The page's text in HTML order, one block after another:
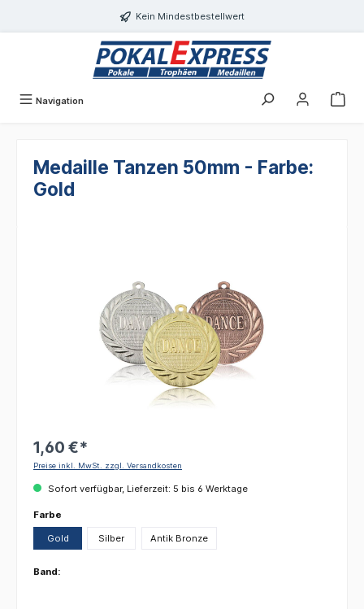
Kein Mindestbestellwert
Navigation
Medaille Tanzen 50mm - Farbe:
Gold
1,60 €*
Preise inkl. MwSt. zzgl. Versandkosten
Sofort verfügbar, Lieferzeit: 5 bis 6 Werktage
Farbe
Gold Silber Antik Bronze
Band: